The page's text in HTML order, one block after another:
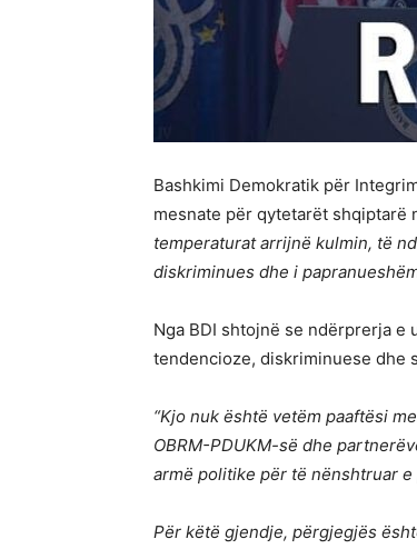
Bashkimi Demokratik për
mesnate për qytetarët shqiptarë
temperaturat arrijnë kulmin, të
diskriminues dhe i
Nga BDI shtojnë se ndërprerja
tendencioze, diskriminuese dhe
“Kjo nuk është vetëm paaftësi
OBRM-PDUKM-së dhe
armë politike për të nënshtruar
Për këtë gjendje, përgjegjës